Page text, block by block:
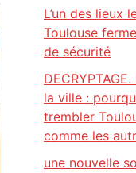
L’un des lieux
Toulouse
de sécurité
la ville :
trembler
comme les
une nouvelle